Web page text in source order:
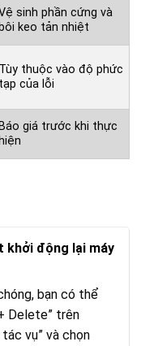
sinh phần cứng và
bôi keo tản nhiệt
Tùy thuộc vào độ phức
tạp của lỗi
Báo giá trước khi thực
hiện
khởi động lại máy
bạn có thể
Delete” trên
vụ” và chọn